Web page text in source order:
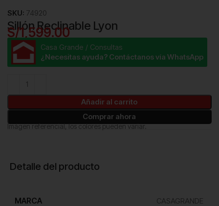
Sillón Reclinable Lyon
SKU: 74920
S/1,599.00
Casa Grande / Consultas
¿Necesitas ayuda? Contáctanos vía WhatsApp
Añadir al carrito
Comprar ahora
Imágen referencial, los colores pueden variar.
Detalle del producto
MARCA CASAGRANDE